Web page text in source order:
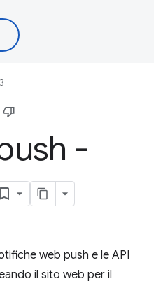
-
web push e le API
il sito web per il